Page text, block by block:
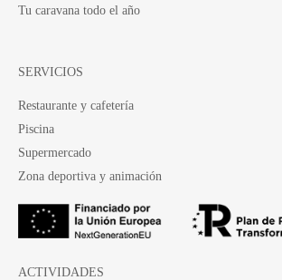
Tu caravana todo el año
SERVICIOS
Restaurante y cafetería
Piscina
Supermercado
Zona deportiva y animación
ACTIVIDADES